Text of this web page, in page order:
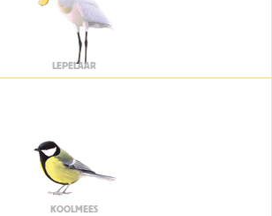
LEPELAAR
KOOLMEES